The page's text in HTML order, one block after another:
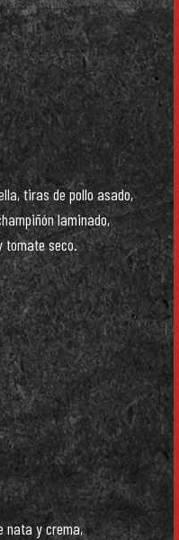
tiras de pollo asado,
laminado,
tomate seco.
nata y crema,